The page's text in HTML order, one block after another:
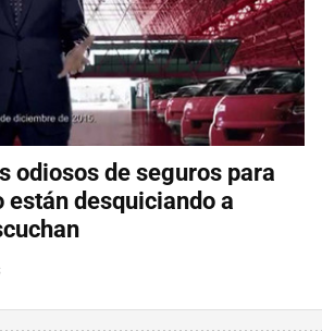
odiosos de seguros para
están desquiciando a